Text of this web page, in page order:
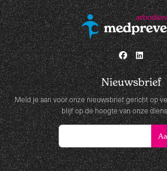
Nieuwsbrief
Meld je aan voor onze nieuwsbrief gericht op
blijf op de hoogte van onze